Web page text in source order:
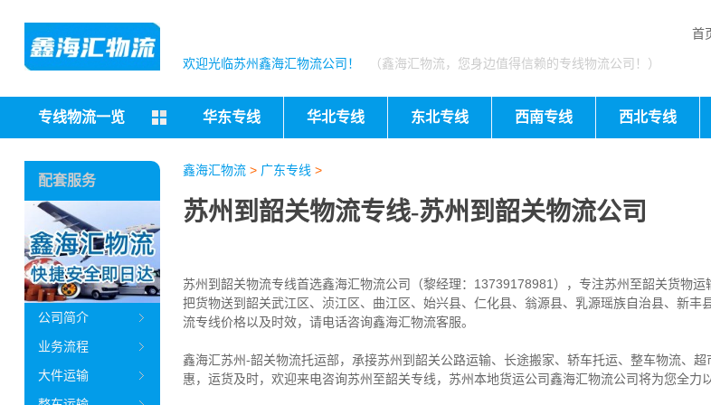
首
欢迎光临苏州鑫海汇物流公司！ （鑫海汇物流，您身边值得信赖的专线物流公司！）
专线物流一览 华东专线 华北专线 东北专线 西南专线 西北专线
鑫海汇物流> 广东专线 >
苏州到韶关物流专线-苏州到韶关物流公司
苏州到韶关物流专线首选鑫海汇物流公司（黎经理：13739178981），专注苏州至韶关货物运
把货物送到韶关武江区、浈江区、曲江区、始兴县、仁化县、翁源县、乳源瑶族自治县、新丰
流专线价格以及时效，请电话咨询鑫海汇物流客服。
鑫海汇苏州-韶关物流托运部， 承接苏州到韶关公路运输、长途搬家、轿车托运、整车物流、超
惠，运货及时，欢迎来电咨询苏州至韶关专线，苏州本地货运公司鑫海汇物流公司将为您全力以
配套服务
公司简介
业务流程
大件运输